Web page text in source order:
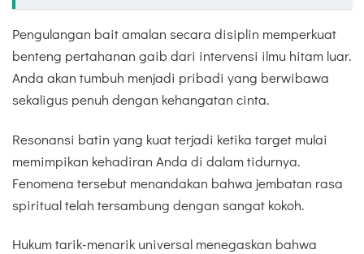
Pengulangan bait amalan secara disiplin memperkuat
benteng pertahanan gaib dari intervensi ilmu hitam luar.
Anda akan tumbuh menjadi pribadi yang berwibawa
sekaligus penuh dengan kehangatan cinta.
Resonansi batin yang kuat terjadi ketika target mulai
memimpikan kehadiran Anda di dalam tidurnya.
Fenomena tersebut menandakan bahwa jembatan rasa
spiritual telah tersambung dengan sangat kokoh.
Hukum tarik-menarik universal menegaskan bahwa